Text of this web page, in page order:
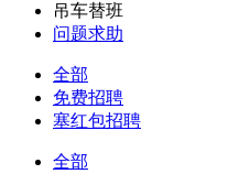
吊车替班
问题求助
全部
免费招聘
塞红包招聘
全部